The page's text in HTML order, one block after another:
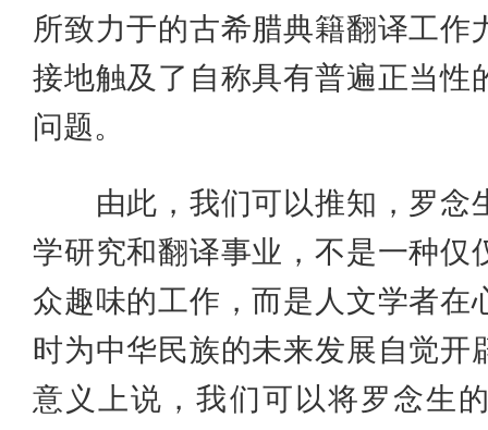
所致力于的古希腊典籍翻译工作
接地触及了自称具有普遍正当性
问题。
由此，我们可以推知，罗念
学研究和翻译事业，不是一种仅
众趣味的工作，而是人文学者在
时为中华民族的未来发展自觉开
意义上说，我们可以将罗念生